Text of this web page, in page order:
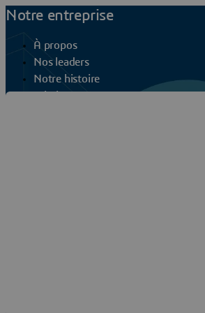
Notre entreprise
À propos
Nos leaders
Notre histoire